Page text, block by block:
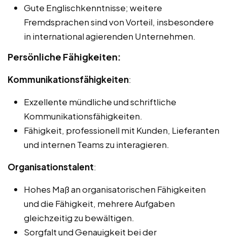
Gute Englischkenntnisse; weitere
Fremdsprachen sind von Vorteil, insbesondere
in international agierenden Unternehmen.
Persönliche Fähigkeiten:
Kommunikationsfähigkeiten:
Exzellente mündliche und schriftliche
Kommunikationsfähigkeiten.
Fähigkeit, professionell mit Kunden, Lieferanten
und internen Teams zu interagieren.
Organisationstalent:
Hohes Maß an organisatorischen Fähigkeiten
und die Fähigkeit, mehrere Aufgaben
gleichzeitig zu bewältigen.
Sorgfalt und Genauigkeit bei der